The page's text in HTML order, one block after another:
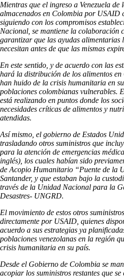
Mientras que el ingreso a Venezuela de
almacenados en Colombia por USAID
siguiendo con los compromisos
Nacional, se mantiene la colaboración
garantizar que las ayudas alimentarias
necesitan antes de que las mismas
En este sentido, y de acuerdo con las
hará la distribución de los alimentos
han huido de la crisis humanitaria en
poblaciones colombianas vulnerables.
está realizando en puntos donde los
necesidades críticas de alimentos y
atendidas.
Así mismo, el gobierno de Estados
trasladando otros suministros que
para la atención de emergencias
inglés), los cuales habían sido
de Acopio Humanitario “Puente de la
Santander, y que estaban bajo la
través de la Unidad Nacional para la
Desastres- UNGRD.
El movimiento de estos otros
directamente por USAID, quienes
acuerdo a sus estrategias ya
poblaciones venezolanas en la región
crisis humanitaria en su país.
Desde el Gobierno de Colombia se
acopiar los suministros restantes que